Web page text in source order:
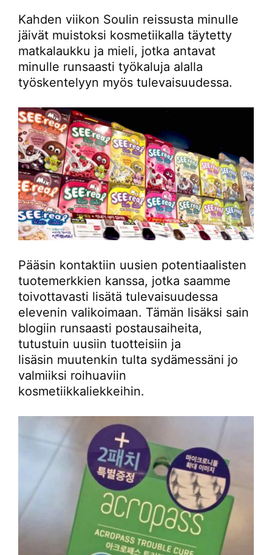
Kahden viikon Soulin reissusta minulle
jäivät muistoksi kosmetiikalla täytetty
matkalaukku ja mieli, jotka antavat
minulle runsaasti työkaluja alalla
työskentelyyn myös tulevaisuudessa.
Pääsin kontaktiin uusien potentiaalisten
tuotemerkkien kanssa, jotka saamme
toivottavasti lisätä tulevaisuudessa
elevenin valikoimaan. Tämän lisäksi sain
blogiin runsaasti postausaiheita,
tutustuin uusiin tuotteisiin ja
lisäsin muutenkin tulta sydämessäni jo
valmiiksi roihuaviin
kosmetiikkaliekkeihin.